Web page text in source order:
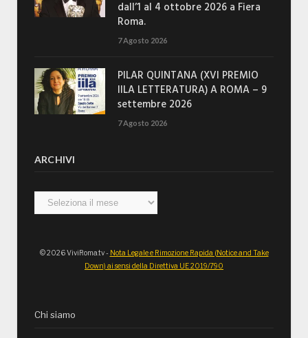
dall’1 al 4 ottobre 2026 a Fiera
Roma.
7 Agosto 2026
PILAR QUINTANA (XVI PREMIO
IILA LETTERATURA) A ROMA – 9
settembre 2026
7 Agosto 2026
ARCHIVI
Archivi
© 2026 ViviRoma.tv - Nota Legale e Rimozione Rapida (Notice and Take
Down) ai sensi della Direttiva UE 2019/790
Chi siamo